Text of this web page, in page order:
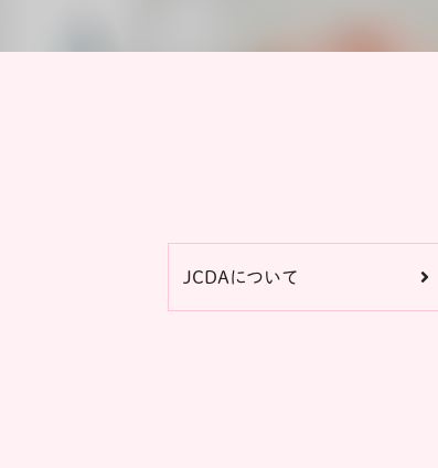
JCDAについて